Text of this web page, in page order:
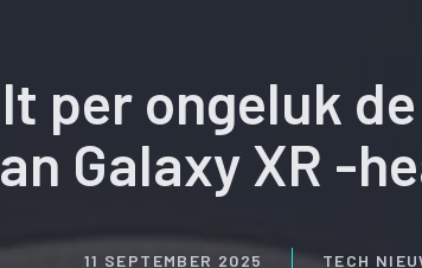
per ongeluk
Galaxy XR -
11 SEPTEMBER 2025 TECH